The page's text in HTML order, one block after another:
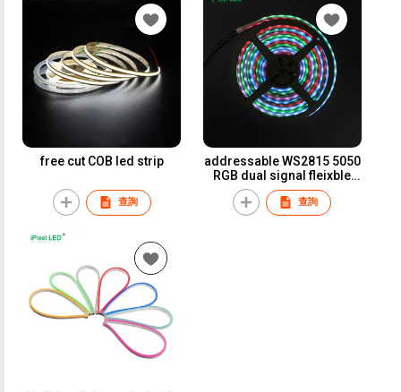
free cut COB led strip
查詢
addressable WS2815 5050
RGB dual signal fleixble
led strip 60LEDs/m DC12V
查詢